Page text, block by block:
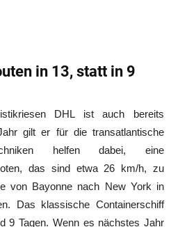
in 13, statt in 9
DHL ist auch bereits
gilt er für die transatlantische
helfen dabei, eine
das sind etwa 26 km/h, zu
von Bayonne nach New York in
Das klassische Containerschiff
9 Tagen. Wenn es nächstes Jahr